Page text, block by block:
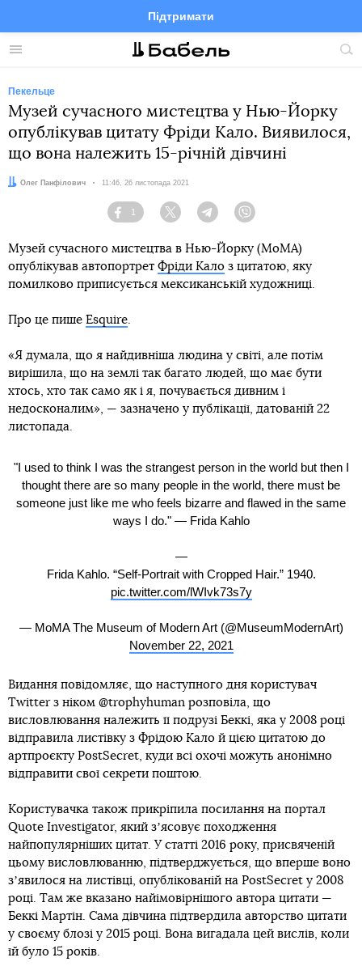
Меню
Підтримати
FacebookTelegramTwitter
Пекельце
Музей сучасного мистецтва у Нью-Йорку
опублікував цитату Фріди Кало. Виявилося,
що вона належить 15-річній дівчині
Автор:
Олег Панфілович Дата:
11:46, 26 листопада 2021
Facebook
1
Twitter TelegramViber
Музей сучасного мистецтва в Нью-Йорку (MoMA)
опублікував автопортрет Фріди Кало з цитатою, яку
помилково приписується мексиканській художниці.
Про це пише Esquire.
«Я думала, що я найдивніша людина у світі, але потім
вирішила, що на землі так багато людей, що має бути
хтось, хто так само як і я, почувається дивним і
недосконалим», — зазначено у публікації, датованій 22
листопада.
"I used to think I was the strangest person in the world but then I
thought there are so many people in the world, there must be
someone just like me who feels bizarre and flawed in the same
ways I do." — Frida Kahlo
—
Frida Kahlo. “Self-Portrait with Cropped Hair.” 1940.
pic.twitter.com/lWIvk73s7y
— MoMA The Museum of Modern Art (@MuseumModernArt)
November 22, 2021
Видання повідомляє, що наступного дня користувач
Twitter з ніком @trophyhuman розповіла, що
висловлювання належить її подрузі Беккі, яка у 2008 році
відправила листівку з Фрідою Кало й цією цитатою до
артпроєкту PostSecret, куди всі охочі можуть анонімно
відправити свої секрети поштою.
Користувачка також прикріпила посилання на портал
Quote Investigator, який зʼясовує походження
найпопулярніших цитат. У статті 2016 року, присвяченій
цьому висловлюванню, підтверджується, що вперше воно
зʼявилося на листівці, опублікованій на PostSecret у 2008
році. Там же вказано найімовірнішого автора цитати —
Беккі Мартін. Сама дівчина підтвердила авторство цитати
у своєму блозі у 2015 році. Вона вигадала цей вислів, коли
їй було 15 років.